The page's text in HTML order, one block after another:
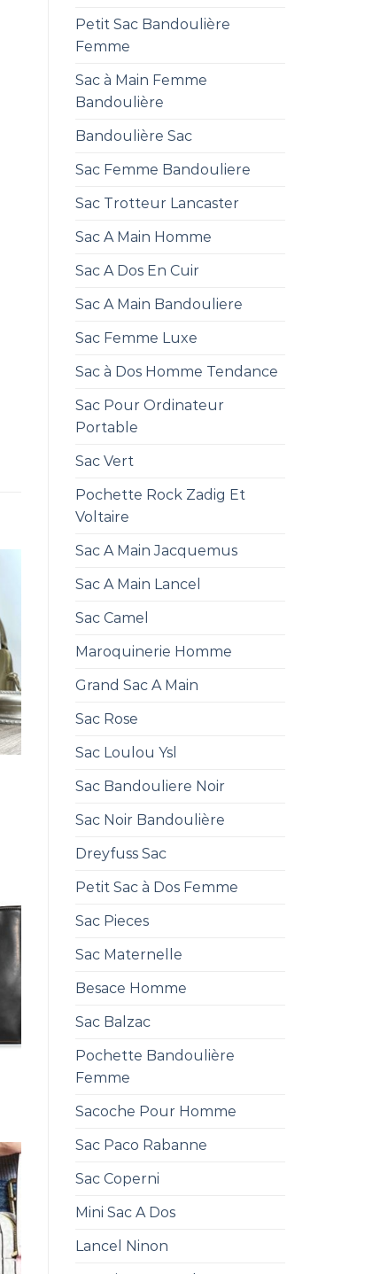
Petit Sac Bandoulière
Femme
Sac à Main Femme
Bandoulière
Bandoulière Sac
Sac Femme Bandouliere
Sac Trotteur Lancaster
Sac A Main Homme
Sac A Dos En Cuir
Sac A Main Bandouliere
Sac Femme Luxe
Sac à Dos Homme Tendance
Sac Pour Ordinateur
Portable
Sac Vert
Pochette Rock Zadig Et
Voltaire
Sac A Main Jacquemus
Sac A Main Lancel
Sac Camel
Maroquinerie Homme
Grand Sac A Main
Sac Rose
Sac Loulou Ysl
Sac Bandouliere Noir
Sac Noir Bandoulière
Dreyfuss Sac
Petit Sac à Dos Femme
Sac Pieces
Sac Maternelle
Besace Homme
Sac Balzac
Pochette Bandoulière
Femme
Sacoche Pour Homme
Sac Paco Rabanne
Sac Coperni
Mini Sac A Dos
Lancel Ninon